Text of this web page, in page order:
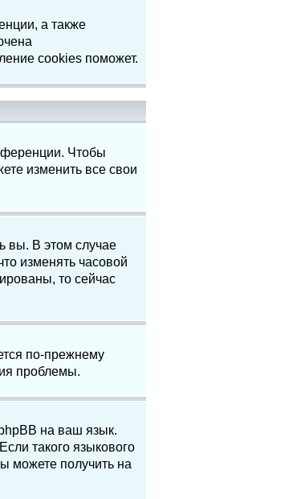
а также
cookies поможет.
Чтобы
изменить все свои
вы. В этом случае
изменять часовой
то сейчас
по-прежнему
проблемы.
на ваш язык.
такого языкового
можете получить на